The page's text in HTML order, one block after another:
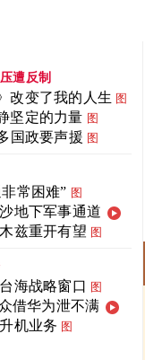
遭反制
改变了我的人生 图
坚定的力量 图
国政要声援 图
常困难” 图
地下军事通道
兹重开有望 图
海战略窗口 图
借华为泄不满
机业务 图